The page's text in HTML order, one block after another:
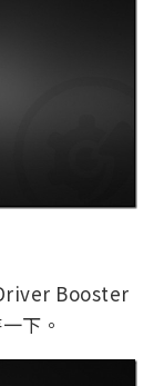
Booster
下。